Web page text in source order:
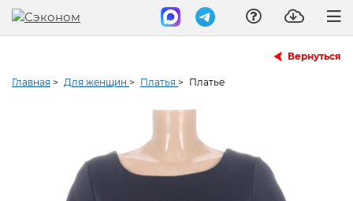
Вернуться
Главная > Для женщин > Платья > Платье